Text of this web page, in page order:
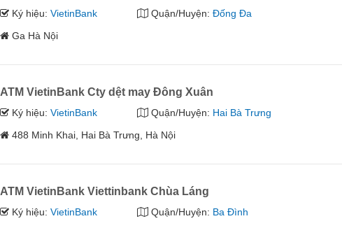
Ký hiệu:VietinBank Quận/Huyện: Đống Đa
Ga Hà Nội
ATM VietinBank Cty dệt may Đông Xuân
Ký hiệu:VietinBank Quận/Huyện: Hai Bà Trưng
488 Minh Khai, Hai Bà Trưng, Hà Nội
ATM VietinBank Viettinbank Chùa Láng
Ký hiệu:VietinBank Quận/Huyện: Ba Đình